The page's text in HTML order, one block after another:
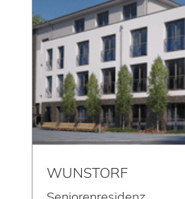
WUNSTORF